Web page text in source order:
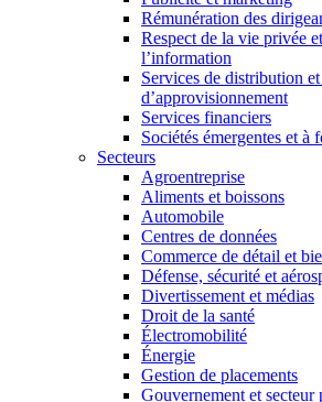
Rémunération des
Respect de la vie privée
l’information
Services de distribution
d’approvisionnement
Services financiers
Sociétés émergentes et à
Secteurs
Agroentreprise
Aliments et boissons
Automobile
Centres de données
Commerce de détail et
Défense, sécurité et
Divertissement et médias
Droit de la santé
Électromobilité
Énergie
Gestion de placements
Gouvernement et secteur